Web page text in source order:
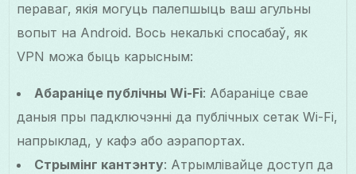
пераваг, якія могуць палепшыць ваш агульны
вопыт на Android. Вось некалькі спосабаў, як
VPN можа быць карысным:
Абараніце публічны Wi-Fi: Абараніце свае
даныя пры падключэнні да публічных сетак Wi-Fi,
напрыклад, у кафэ або аэрапортах.
Стрымінг кантэнту: Атрымлівайце доступ да